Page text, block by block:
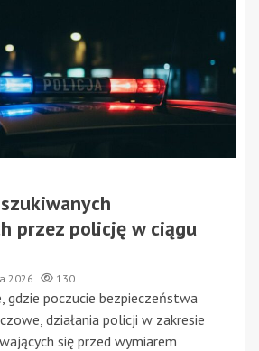
przez policję w ciągu
2026 130
gdzie poczucie bezpieczeństwa
działania policji w zakresie
się przed wymiarem